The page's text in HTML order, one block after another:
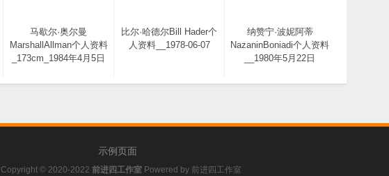
马歇尔·奥尔曼
MarshallAllman个人资料
_173cm_1984年4月5日
比尔·哈德尔Bill Hader个
人资料__1978-06-07
纳赞宁·波妮阿蒂
NazaninBoniadi个人资料
__1980年5月22日
示例页面
Copyright © 2020-2022 前进四工作室 Powered by 前进四工作室